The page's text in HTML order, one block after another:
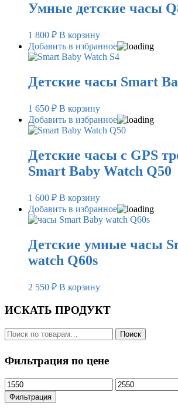
Умные детские часы
1 800 ₽ В корзину
Добавить в избранное
Детские часы Smart
1 650 ₽ В корзину
Добавить в избранное
Детские часы с GPS
Smart Baby Watch Q50
1 600 ₽ В корзину
Добавить в избранное
Детские умные часы
watch Q60s
2 550 ₽ В корзину
ИСКАТЬ ПРОДУКТ
Искать: Поиск
Фильтрация по цене
Минимальная
цена
Максимальная
цена
Фильтрация